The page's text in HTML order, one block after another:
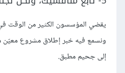
يقضي المؤسسون الكثير من الوقت في
ونسمع فيه خبر إطلاق مشروع معيّن
إلى جحيم مطبق.